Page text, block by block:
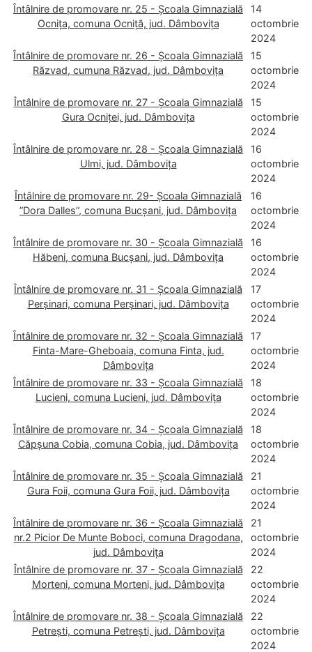
Întâlnire de promovare nr. 25 - Școala Gimnazială
Ocnița, comuna Ocniță, jud. Dâmbovița
14
octombrie
2024
Întâlnire de promovare nr. 26 - Școala Gimnazială
Răzvad, cumuna Răzvad, jud. Dâmbovița
15
octombrie
2024
Întâlnire de promovare nr. 27 - Școala Gimnazială
Gura Ocniței, jud. Dâmbovița
15
octombrie
2024
Întâlnire de promovare nr. 28 - Școala Gimnazială
Ulmi, jud. Dâmbovița
16
octombrie
2024
Întâlnire de promovare nr. 29- Școala Gimnazială
”Dora Dalles”, comuna Bucșani, jud. Dâmbovița
16
octombrie
2024
Întâlnire de promovare nr. 30 - Școala Gimnazială
Hăbeni, comuna Bucșani, jud. Dâmbovița
16
octombrie
2024
Întâlnire de promovare nr. 31 - Școala Gimnazială
Perșinari, comuna Perșinari, jud. Dâmbovița
17
octombrie
2024
Întâlnire de promovare nr. 32 - Școala Gimnazială
Finta-Mare-Gheboaia, comuna Finta, jud.
Dâmbovița
17
octombrie
2024
Întâlnire de promovare nr. 33 - Școala Gimnazială
Lucieni, comuna Lucieni, jud. Dâmbovița
18
octombrie
2024
Întâlnire de promovare nr. 34 - Școala Gimnazială
Căpșuna Cobia, comuna Cobia, jud. Dâmbovița
18
octombrie
2024
Întâlnire de promovare nr. 35 - Școala Gimnazială
Gura Foii, comuna Gura Foii, jud. Dâmbovița
21
octombrie
2024
Întâlnire de promovare nr. 36 - Școala Gimnazială
nr.2 Picior De Munte Boboci, comuna Dragodana,
jud. Dâmbovița
21
octombrie
2024
Întâlnire de promovare nr. 37 - Școala Gimnazială
Morteni, comuna Morteni, jud. Dâmbovița
22
octombrie
2024
Întâlnire de promovare nr. 38 - Școala Gimnazială
Petrești, comuna Petrești, jud. Dâmbovița
22
octombrie
2024